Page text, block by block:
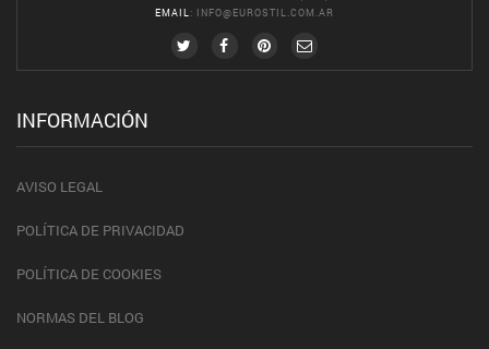
EMAIL : INFO@EUROSTIL.COM.AR
INFORMACIÓN
AVISO LEGAL
POLÍTICA DE PRIVACIDAD
POLÍTICA DE COOKIES
NORMAS DEL BLOG